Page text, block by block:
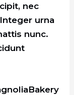
nec
urna
nunc.